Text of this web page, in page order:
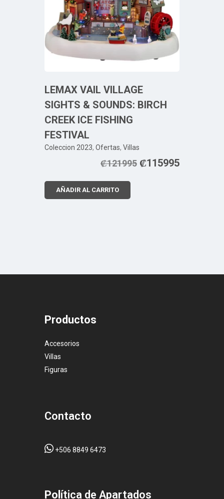
LEMAX VAIL VILLAGE
SIGHTS & SOUNDS: BIRCH
CREEK ICE FISHING
FESTIVAL
Coleccion 2023, Ofertas, Villas
₡121995 ₡115995
AÑADIR AL CARRITO
Productos
Accesorios
Villas
Figuras
Contacto
+506 8849 6473
Pol ítica de Apartados